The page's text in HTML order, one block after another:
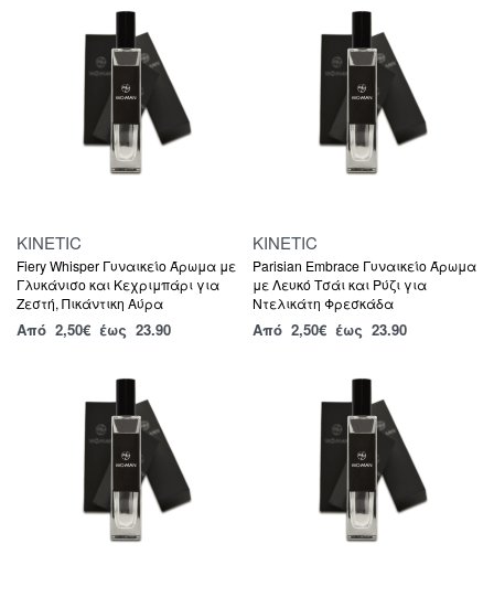
KINETIC
Fiery Whisper Γυναικείο Άρωμα με
Γλυκάνισο και Κεχριμπάρι για
Ζεστή, Πικάντικη Αύρα
Από 2,50€ έως 23.90
KINETIC
Parisian Embrace Γυναικείο Άρωμα
με Λευκό Τσάι και Ρύζι για
Ντελικάτη Φρεσκάδα
Από 2,50€ έως 23.90